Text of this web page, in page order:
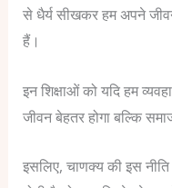
से धैर्य सीखकर हम अपने
हैं।
इन शिक्षाओं को यदि हम
जीवन बेहतर होगा बल्कि
इसलिए, चाणक्य की इस